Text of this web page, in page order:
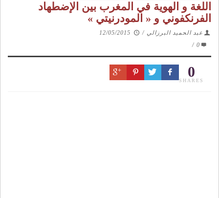
اللغة و الهوية في المغرب بين الإضطهاد
الفرنكفوني و « المودرنيتي »
عبد الحميد البرزالي /
12/05/2015
0
/
0
SHARES